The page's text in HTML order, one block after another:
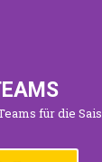
für die